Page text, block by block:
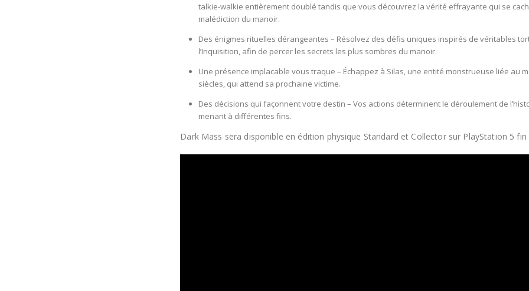
talkie-walkie entièrement doublé tandis que vous découvrez la vérité effrayante qui se
malédiction du manoir.
Des énigmes rituelles dérangeantes – Résolvez des défis uniques inspirés de véritables
l’Inquisition, afin de percer les secrets les plus sombres du manoir.
Une présence implacable vous traque – Échappez à Silas, une entité monstrueuse liée au
siècles, qui attend sa prochaine victime.
Des décisions qui façonnent votre destin – Vos actions déterminent le déroulement de
menant à différentes fins.
Dark Mass sera disponible en édition physique Standard et Collector sur PlayStation 5 fin